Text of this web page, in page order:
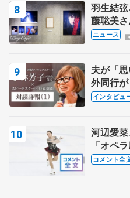
羽生結
藤聡美
んが撮影
ニュース
夫が「
外同行
クでは
インタビュ
河辺愛
「オペ
ー】
コメント全